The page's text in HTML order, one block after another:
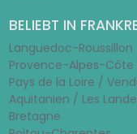
BELIEBT IN
Languedoc-Roussillon
Provence-Alpes-Côte
Pays de la Loire /
Aquitanien / Les
Bretagne